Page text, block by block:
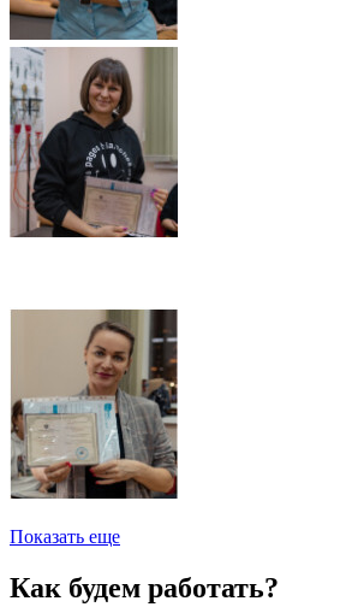
Показать еще
Как будем работать?